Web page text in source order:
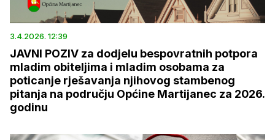
3.4.2026. 12:39
JAVNI POZIV za dodjelu bespovratnih potpora
mladim obiteljima i mladim osobama za
poticanje rješavanja njihovog stambenog
pitanja na području Općine Martijanec za 2026.
godinu